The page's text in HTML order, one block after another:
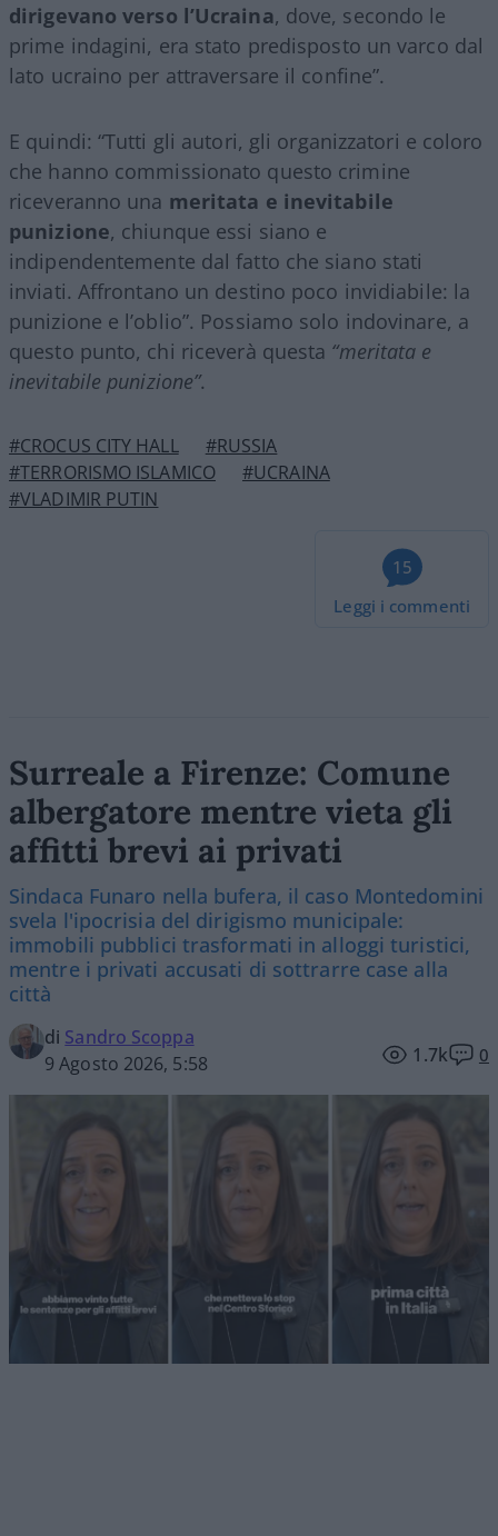
dirigevano verso l’Ucraina, dove, secondo le
prime indagini, era stato predisposto un varco dal
lato ucraino per attraversare il confine”.
E quindi: “Tutti gli autori, gli organizzatori e coloro
che hanno commissionato questo crimine
riceveranno una meritata e inevitabile
punizione, chiunque essi siano e
indipendentemente dal fatto che siano stati
inviati. Affrontano un destino poco invidiabile: la
punizione e l’oblio”. Possiamo solo indovinare, a
questo punto, chi riceverà questa “meritata e
inevitabile punizione”.
#CROCUS CITY HALL
#RUSSIA
#TERRORISMO ISLAMICO
#UCRAINA
#VLADIMIR PUTIN
15
Leggi i commenti
Surreale a Firenze: Comune
albergatore mentre vieta gli
affitti brevi ai privati
Sindaca Funaro nella bufera, il caso Montedomini
svela l'ipocrisia del dirigismo municipale:
immobili pubblici trasformati in alloggi turistici,
mentre i privati accusati di sottrarre case alla
città
di Sandro Scoppa
9 Agosto 2026, 5:58
1.7k 0